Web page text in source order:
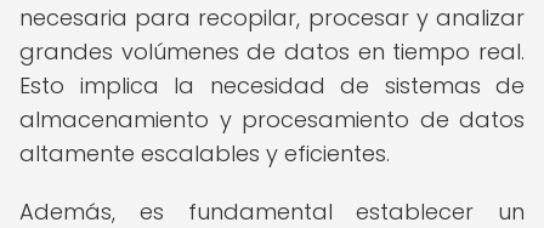
necesaria para recopilar, procesar y analizar
grandes volúmenes de datos en tiempo real.
Esto implica la necesidad de sistemas de
almacenamiento y procesamiento de datos
altamente escalables y eficientes.
Además, es fundamental establecer un